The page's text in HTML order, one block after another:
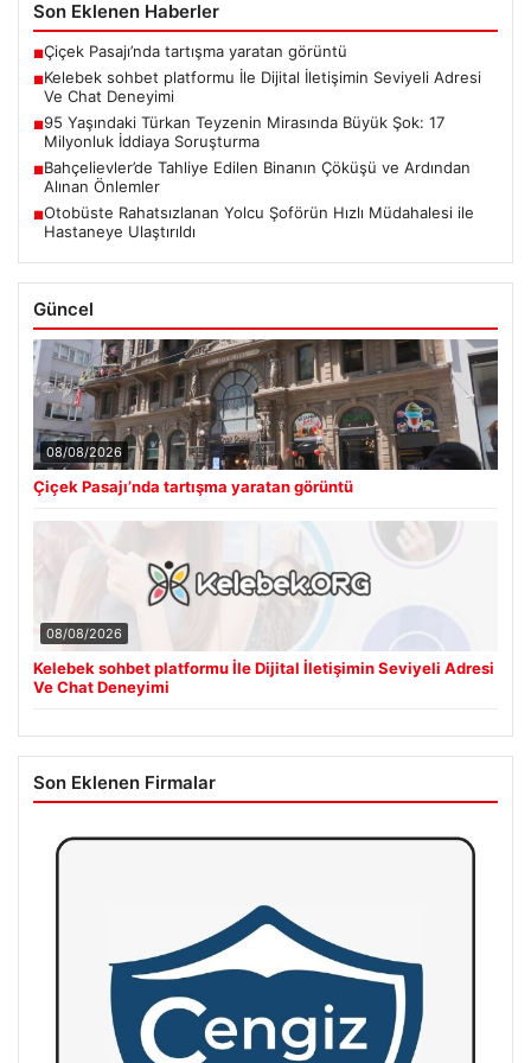
Son Eklenen Haberler
■Çiçek Pasajı’nda tartışma yaratan görüntü
■Kelebek sohbet platformu İle Dijital İletişimin Seviyeli Adresi
Ve Chat Deneyimi
■95 Yaşındaki Türkan Teyzenin Mirasında Büyük Şok: 17
Milyonluk İddiaya Soruşturma
■Bahçelievler’de Tahliye Edilen Binanın Çöküşü ve Ardından
Alınan Önlemler
■Otobüste Rahatsızlanan Yolcu Şoförün Hızlı Müdahalesi ile
Hastaneye Ulaştırıldı
Güncel
08/08/2026
Çiçek Pasajı’nda tartışma yaratan görüntü
08/08/2026
Kelebek sohbet platformu İle Dijital İletişimin Seviyeli Adresi
Ve Chat Deneyimi
Son Eklenen Firmalar